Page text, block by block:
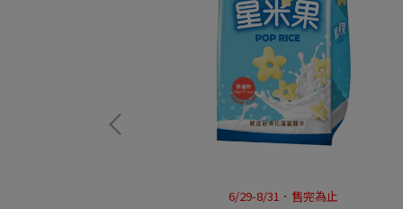
6/29-8/31．售完為止